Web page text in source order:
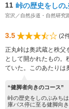
11 峠の歴史をしの
宮沢／自然歩道・自然研究
3.5
(2
正丸峠は奥武蔵と秩父
として開かれたもの
ていた。このあたりは
“健脚者向きのコース”
峠の歴史をしのぶみち
庫バス停に至る健脚向き